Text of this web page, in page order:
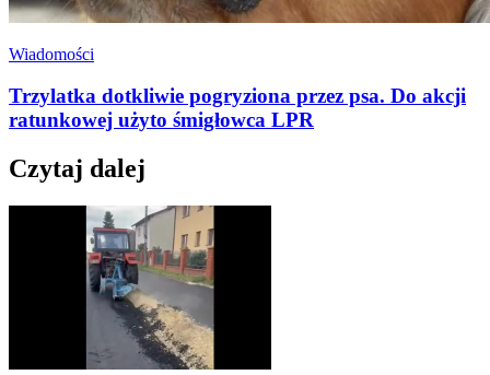
Wiadomości
Trzylatka dotkliwie pogryziona przez psa. Do akcji
ratunkowej użyto śmigłowca LPR
Czytaj dalej